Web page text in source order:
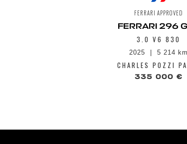
FERRARI APPROVED
FERRARI 296
3.0 V6 830
2025 5 214 km
CHARLES POZZI
335 000 €